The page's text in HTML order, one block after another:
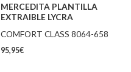
MERCEDITA PLANTILLA
EXTRAIBLE LYCRA
COMFORT CLASS 8064-658
95,95€